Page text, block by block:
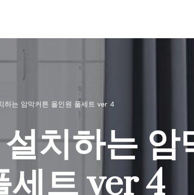
하는 암막커튼 올인원 풀세트 ver 4
치하는 암
세트 ver 4